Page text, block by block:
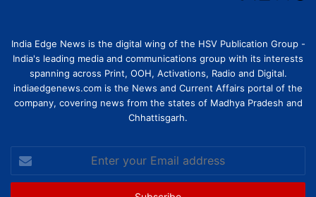
India Edge News is the digital wing of the HSV Publication Group -
India's leading media and communications group with its interests
spanning across Print, OOH, Activations, Radio and Digital.
indiaedgenews.com is the News and Current Affairs portal of the
company, covering news from the states of Madhya Pradesh and
Chhattisgarh.
your
Email